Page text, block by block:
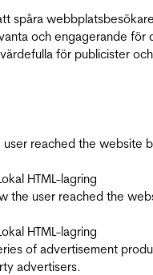
spåra
och engagerande för
för publicister och
reached the website
HTML-lagring
the user reached the
HTML-lagring
of advertisement
advertisers.